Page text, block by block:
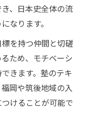
、日本史全体の流
なります。
を持つ仲間と切磋
ため、モチベーシ
きます。塾のテキ
岡や筑後地域の入
けることが可能で